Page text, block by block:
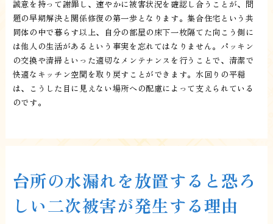
誠意を持って謝罪し、速やかに被害状況を確認し合うことが、問
題の早期解決と関係修復の第一歩となります。集合住宅という共
同体の中で暮らす以上、自分の部屋の床下一枚隔てた向こう側に
は他人の生活があるという事実を忘れてはなりません。パッキン
の交換や清掃といった適切なメンテナンスを行うことで、清潔で
快適なキッチン空間を取り戻すことができます。水回りの平穏
は、こうした目に見えない場所への配慮によって支えられている
のです。
台所の水漏れを放置すると恐ろ
しい二次被害が発生する理由